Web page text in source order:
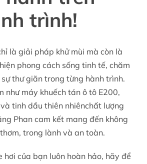
trình!
là giải pháp khử mùi mà còn là
phong cách sống tinh tế, chăm
thư giãn trong từng hành trình.
như máy khuếch tán ô tô E200,
tinh dầu thiên nhiênchất lượng
Phan cam kết mang đến không
trong lành và an toàn.
hơi của bạn luôn hoàn hảo, hãy để